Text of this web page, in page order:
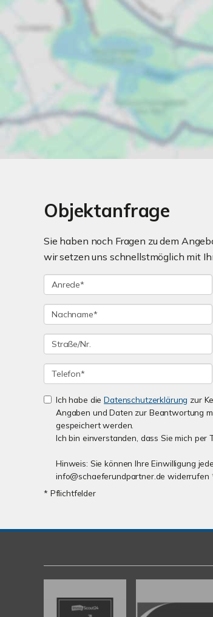
Objektanfrage
Sie haben noch Fragen zu dem
wir setzen uns schnellstmöglich mit
Ich habe dieDatenschutzerklärung zur
Angaben und Daten zur Beantwortung
gespeichert werden.
Ich bin einverstanden, dass Sie mich per
Hinweis: Sie können Ihre Einwilligung
info@schaeferundpartner.de widerrufen
* Pflichtfelder